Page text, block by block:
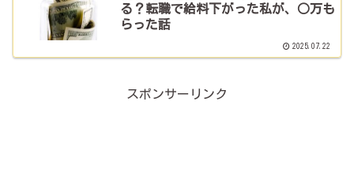
る？転職で給料下がった私が、○万も
らった話
2025.07.22
スポンサーリンク